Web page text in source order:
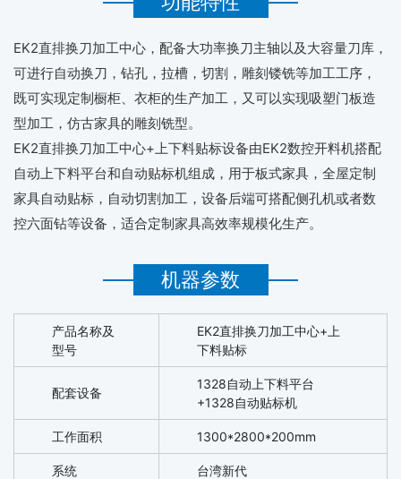
EK2直排换刀加工中心，配备大功率换刀主轴以及大容量刀库，
可进行自动换刀，钻孔，拉槽，切割，雕刻镂铣等加工工序，
既可实现定制橱柜、衣柜的生产加工，又可以实现吸塑门板造
型加工，仿古家具的雕刻铣型。
EK2直排换刀加工中心+上下料贴标设备由EK2数控开料机搭配
自动上下料平台和自动贴标机组成，用于板式家具，全屋定制
家具自动贴标，自动切割加工，设备后端可搭配侧孔机或者数
控六面钻等设备，适合定制家具高效率规模化生产。
机器参数
产品名称及
型号
EK2直排换刀加工中心+上
下料贴标
配套设备
1328自动上下料平台
+1328自动贴标机
工作面积 1300*2800*200mm
系统 台湾新代